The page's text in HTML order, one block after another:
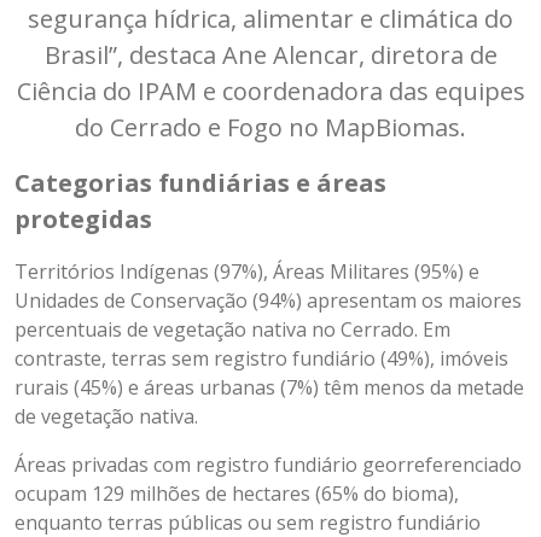
segurança hídrica, alimentar e climática do
Brasil”, destaca Ane Alencar, diretora de
Ciência do IPAM e coordenadora das equipes
do Cerrado e Fogo no MapBiomas.
Categorias fundiárias e áreas
protegidas
Territórios Indígenas (97%), Áreas Militares (95%) e
Unidades de Conservação (94%) apresentam os maiores
percentuais de vegetação nativa no Cerrado. Em
contraste, terras sem registro fundiário (49%), imóveis
rurais (45%) e áreas urbanas (7%) têm menos da metade
de vegetação nativa.
Áreas privadas com registro fundiário georreferenciado
ocupam 129 milhões de hectares (65% do bioma),
enquanto terras públicas ou sem registro fundiário